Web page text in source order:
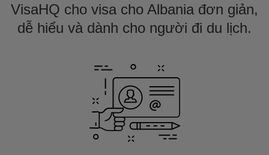
VisaHQ cho visa cho Albania đơn giản,
dễ hiểu và dành cho người đi du lịch.